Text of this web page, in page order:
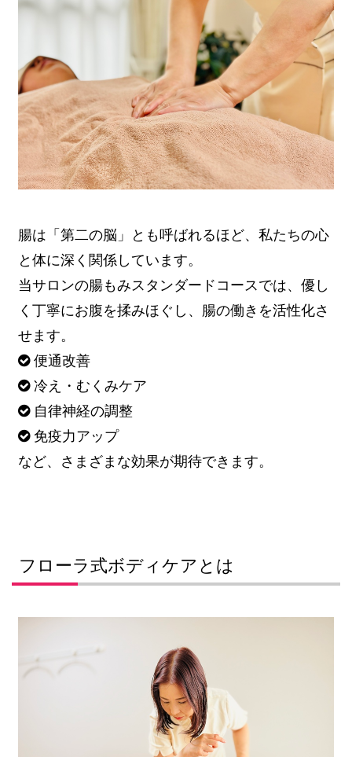
腸は「第二の脳」とも呼ばれるほど、私たちの心
と体に深く関係しています。
当サロンの腸もみスタンダードコースでは、優し
く丁寧にお腹を揉みほぐし、腸の働きを活性化さ
せます。
 便通改善
 冷え・むくみケア
 自律神経の調整
 免疫力アップ
など、さまざまな効果が期待できます。
フローラ式ボディケアとは